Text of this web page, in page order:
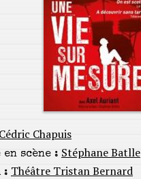
Cédric Chapuis
en scène : Stéphane Batlle
: Théâtre Tristan Bernard